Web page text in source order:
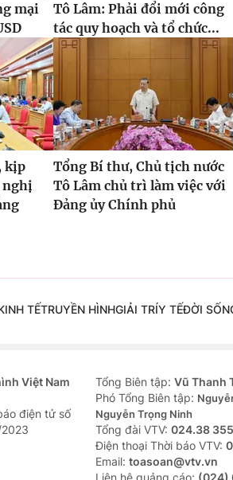
mại
Tô Lâm: Phải đổi mới công
tác quy hoạch và tổ chức...
kịp
nghị
Tổng Bí thư, Chủ tịch nước
Tô Lâm chủ trì làm việc với
Đảng ủy Chính phủ
TẾTRUYỀN HÌNHGIẢI TRÍY TẾĐỜI
Việt Nam
điện tử số
Tổng Biên tập: Vũ Thanh
Phó Tổng Biên tập:
Nguyễn Trọng Ninh
Tổng đài VTV: 024.38
Ðiện thoại Thời báo VTV:
Email: toasoan@vtv.vn